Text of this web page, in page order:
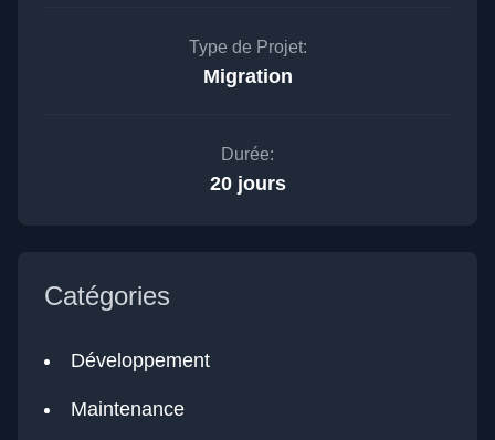
Type de Projet:
Migration
Durée:
20 jours
Catégories
Développement
Maintenance